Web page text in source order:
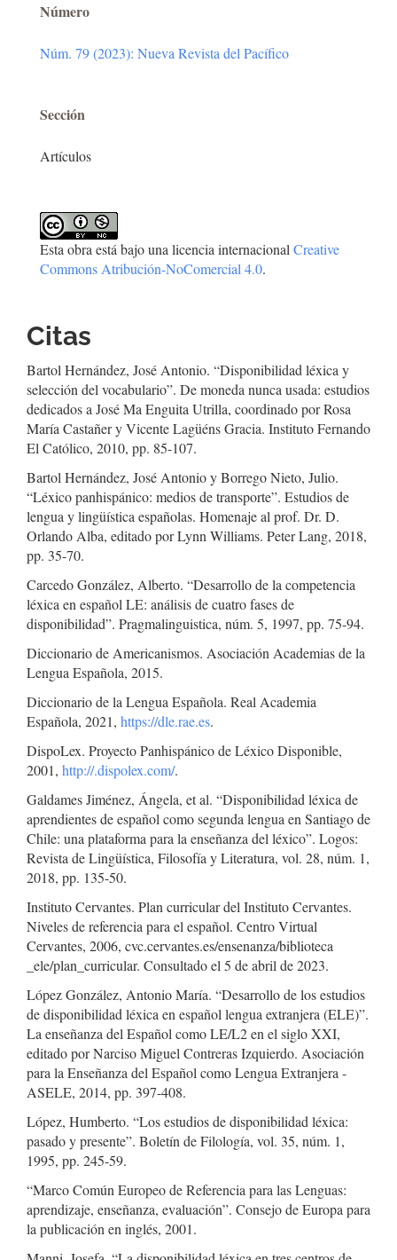
Número
Núm. 79 (2023): Nueva Revista del Pacífico
Sección
Artículos
Esta obra está bajo una licencia internacionalCreative
Commons Atribución-NoComercial 4.0.
Citas
Bartol Hernández, José Antonio. “Disponibilidad léxica y
selección del vocabulario”. De moneda nunca usada: estudios
dedicados a José Ma Enguita Utrilla, coordinado por Rosa
María Castañer y Vicente Lagüéns Gracia. Instituto Fernando
El Católico, 2010, pp. 85-107.
Bartol Hernández, José Antonio y Borrego Nieto, Julio.
“Léxico panhispánico: medios de transporte”. Estudios de
lengua y lingüística españolas. Homenaje al prof. Dr. D.
Orlando Alba, editado por Lynn Williams. Peter Lang, 2018,
pp. 35-70.
Carcedo González, Alberto. “Desarrollo de la competencia
léxica en español LE: análisis de cuatro fases de
disponibilidad”. Pragmalinguistica, núm. 5, 1997, pp. 75-94.
Diccionario de Americanismos. Asociación Academias de la
Lengua Española, 2015.
Diccionario de la Lengua Española. Real Academia
Española, 2021, https://dle.rae.es.
DispoLex. Proyecto Panhispánico de Léxico Disponible,
2001, http://.dispolex.com/.
Galdames Jiménez, Ángela, et al. “Disponibilidad léxica de
aprendientes de español como segunda lengua en Santiago de
Chile: una plataforma para la enseñanza del léxico”. Logos:
Revista de Lingüística, Filosofía y Literatura, vol. 28, núm. 1,
2018, pp. 135-50.
Instituto Cervantes. Plan curricular del Instituto Cervantes.
Niveles de referencia para el español. Centro Virtual
Cervantes, 2006, cvc.cervantes.es/ensenanza/biblioteca
_ele/plan_curricular. Consultado el 5 de abril de 2023.
López González, Antonio María. “Desarrollo de los estudios
de disponibilidad léxica en español lengua extranjera (ELE)”.
La enseñanza del Español como LE/L2 en el siglo XXI,
editado por Narciso Miguel Contreras Izquierdo. Asociación
para la Enseñanza del Español como Lengua Extranjera -
ASELE, 2014, pp. 397-408.
López, Humberto. “Los estudios de disponibilidad léxica:
pasado y presente”. Boletín de Filología, vol. 35, núm. 1,
1995, pp. 245-59.
“Marco Común Europeo de Referencia para las Lenguas:
aprendizaje, enseñanza, evaluación”. Consejo de Europa para
la publicación en inglés, 2001.